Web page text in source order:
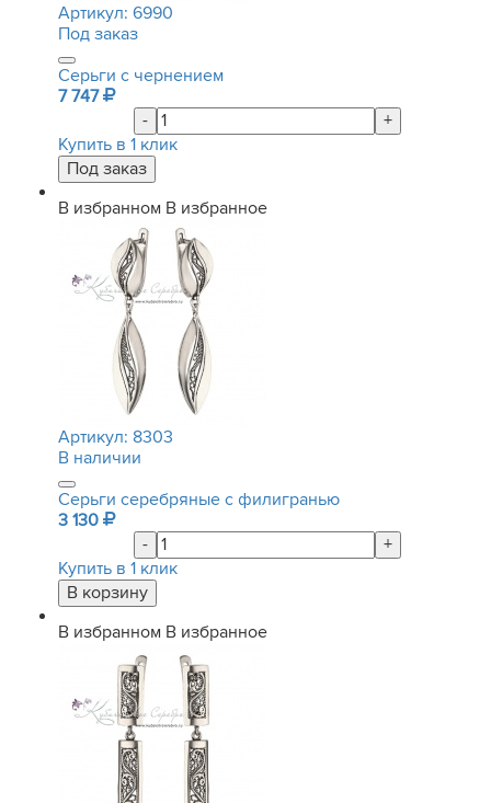
Артикул: 6990
Под заказ
Серьги с чернением
7 747
-
+
Купить в 1 клик
В избранном В избранное
Артикул: 8303
В наличии
Серьги серебряные с филигранью
3 130
-
+
Купить в 1 клик
В избранном В избранное